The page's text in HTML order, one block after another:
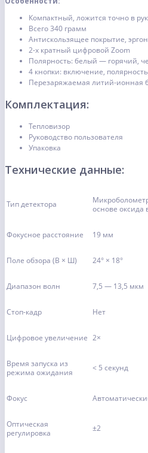
Компактный, ложится точно в
Всего 340 грамм
Антискользящее покрытие,
2-х кратный цифровой Zoom
Полярность: белый — горячий,
4 кнопки: включение,
Перезаряжаемая литий-ионная
Комплектация:
Тепловизор
Руководство пользователя
Упаковка
Технические данные:
Тип детектора
основе оксида
Фокусное расстояние 19 мм
Поле обзора (В × Ш) 24° × 18°
Диапазон волн 7,5 — 13,5 мкм
Стоп-кадр Нет
Цифровое увеличение 2×
Время запуска из
режима ожидания
< 5 секунд
Фокус
Оптическая
регулировка
±2